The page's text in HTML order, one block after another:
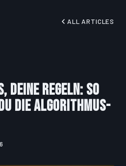
ALL ARTICLES
Regeln: So
die Algorithmus-